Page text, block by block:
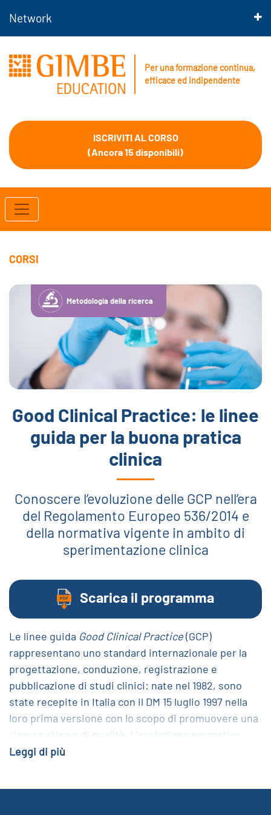
Network
Per una formazione continua,
efficace ed indipendente
ISCRIVITI AL CORSO
(Ancora 15 disponibili)
CORSI
Metodologia della ricerca
Good Clinical Practice: le linee
guida per la buona pratica
clinica
Conoscere l’evoluzione delle GCP nell’era
del Regolamento Europeo 536/2014 e
della normativa vigente in ambito di
sperimentazione clinica
Scarica il programma
Le linee guida Good Clinical Practice(GCP)
rappresentano uno standard internazionale per la
progettazione, conduzione, registrazione e
pubblicazione di studi clinici: nate nel 1982, sono
state recepite in Italia con il DM 15 luglio 1997 nella
loro prima versione con lo scopo di promuovere una
ricerca etica e di qualità. L’evoluzione normativa
(Regolamento 536/14), la globalizzazione, la tutela dei
Leggi di più